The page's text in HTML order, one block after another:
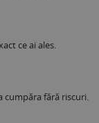
ce ai ales.
cumpăra fără riscuri.